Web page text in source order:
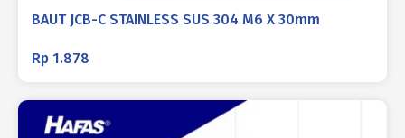
BAUT JCB-C STAINLESS SUS 304 M6 X 30mm
Rp 1.878